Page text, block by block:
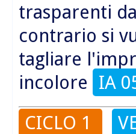
trasparenti
contrario si
tagliare
incolore IA
CICLO 1